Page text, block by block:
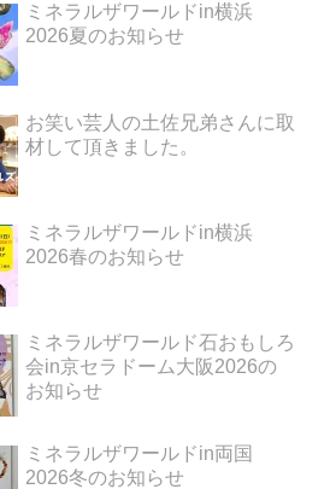
ミネラルザワールドin横浜
2026夏のお知らせ
お笑い芸人の土佐兄弟さんに取
材して頂きました。
ミネラルザワールドin横浜
2026春のお知らせ
ミネラルザワールド石おもしろ
会in京セラドーム大阪2026の
お知らせ
ミネラルザワールドin両国
2026冬のお知らせ